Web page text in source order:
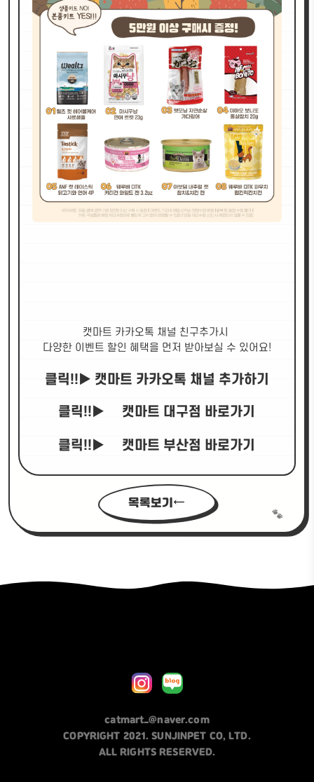
캣마트 카카오톡 채널 친구추가시
다양한 이벤트 할인 혜택을 먼저 받아보실 수 있어요!
클릭!!▶ 캣마트 카카오톡 채널 추가하기
클릭!!▶ 캣마트 대구점 바로가기
클릭!!▶ 캣마트 부산점 바로가기
목록보기
catmart_@naver.com
COPYRIGHT 2021. SUNJINPET CO, LTD.
ALL RIGHTS RESERVED.